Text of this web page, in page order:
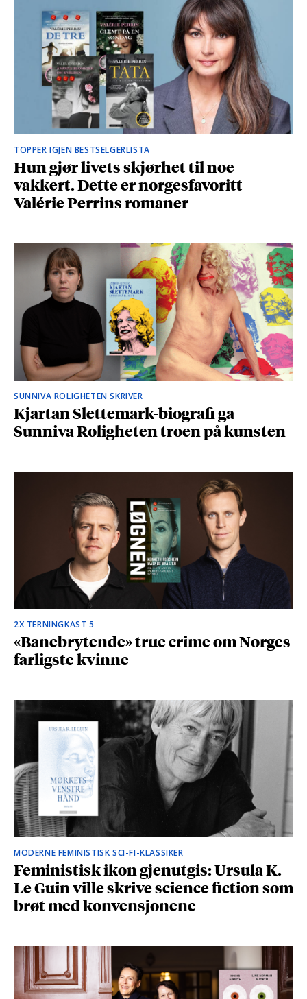
TOPPER IGJEN BESTSELGERLISTA
Hun gjør livets skjørhet til noe
vakkert. Dette er norgesfavoritt
Valérie Perrins romaner
SUNNIVA ROLIGHETEN SKRIVER
Kjartan Slettemark-biografi ga
Sunniva Roligheten troen på kunsten
2X TERNINGKAST 5
«Banebrytende» true crime om Norges
farligste kvinne
MODERNE FEMINISTISK SCI-FI-KLASSIKER
Feministisk ikon gjenutgis: Ursula K.
Le Guin ville skrive science fiction som
brøt med konvensjonene